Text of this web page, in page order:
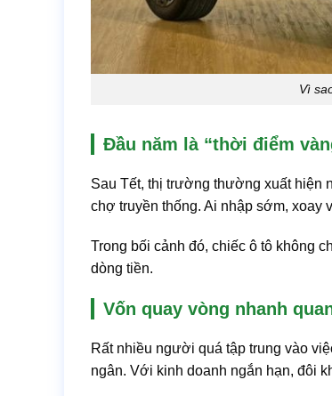
Vì
Đầu năm là “thời điểm
Sau Tết, thị trường thường xuất hiện
chợ truyền thống. Ai nhập sớm, xoay
Trong bối cảnh đó, chiếc ô tô không
dòng tiền.
Vốn quay vòng nhanh
Rất nhiều người quá tập trung vào
ngân. Với kinh doanh ngắn hạn, đôi